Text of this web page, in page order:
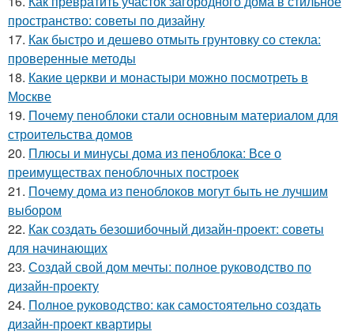
пространство: советы по дизайну
17. Как быстро и дешево отмыть грунтовку со стекла:
проверенные методы
18. Какие церкви и монастыри можно посмотреть в
Москве
19. Почему пеноблоки стали основным материалом для
строительства домов
20. Плюсы и минусы дома из пеноблока: Все о
преимуществах пеноблочных построек
21. Почему дома из пеноблоков могут быть не лучшим
выбором
22. Как создать безошибочный дизайн-проект: советы
для начинающих
23. Создай свой дом мечты: полное руководство по
дизайн-проекту
24. Полное руководство: как самостоятельно создать
дизайн-проект квартиры